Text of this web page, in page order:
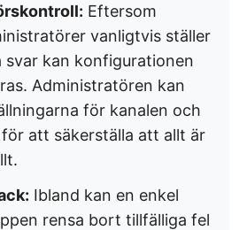
Eftersom
vanligtvis ställer
svar kan konfigurationen
Administratören kan
för kanalen och
att säkerställa att allt är
Ibland kan en enkel
rensa bort tillfälliga fel